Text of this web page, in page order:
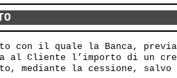
con il quale la Banca, previa
al Cliente l’importo di un
mediante la cessione,